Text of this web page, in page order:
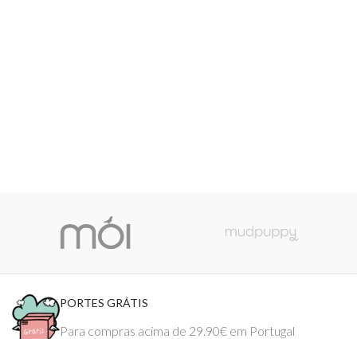
PORTES GRÁTIS
Para compras acima de 29.90€ em Portugal